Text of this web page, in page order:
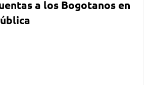
a los Bogotanos en